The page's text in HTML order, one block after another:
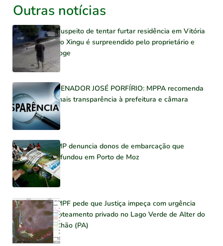
Outras notícias
Suspeito de tentar furtar residência em Vitória
do Xingu é surpreendido pelo proprietário e
foge
SENADOR JOSÉ PORFÍRIO: MPPA recomenda
mais transparência à prefeitura e câmara
MP denuncia donos de embarcação que
afundou em Porto de Moz
MPF pede que Justiça impeça com urgência
loteamento privado no Lago Verde de Alter do
Chão (PA)